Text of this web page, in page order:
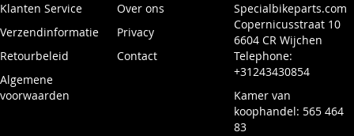
Klanten Service
Verzendinformatie
Retourbeleid
Algemene
voorwaarden
Over ons
Privacy
Contact
Specialbikeparts.com
Copernicusstraat 10
6604 CR Wijchen
Telephone:
+31243430854
Kamer van
koophandel: 565 464
83